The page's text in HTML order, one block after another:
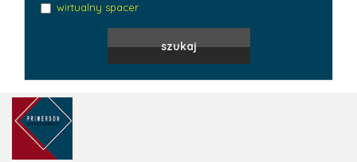
wirtualny spacer